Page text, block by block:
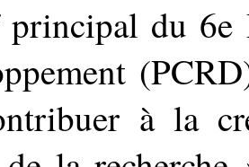
du 6e
à la